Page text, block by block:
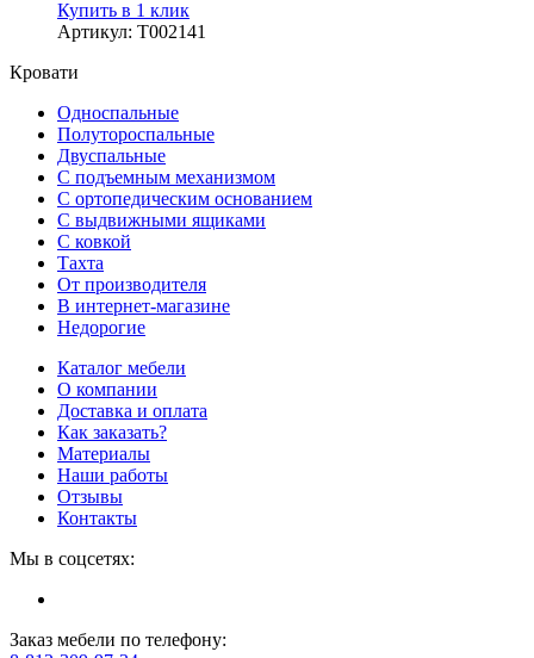
Купить в 1 клик
Артикул: Т002141
Кровати
Односпальные
Полутороспальные
Двуспальные
С подъемным механизмом
С ортопедическим основанием
С выдвижными ящиками
С ковкой
Тахта
От производителя
В интернет-магазине
Недорогие
Каталог мебели
О компании
Доставка и оплата
Как заказать?
Материалы
Наши работы
Отзывы
Контакты
Мы в соцсетях:
Заказ мебели по телефону: